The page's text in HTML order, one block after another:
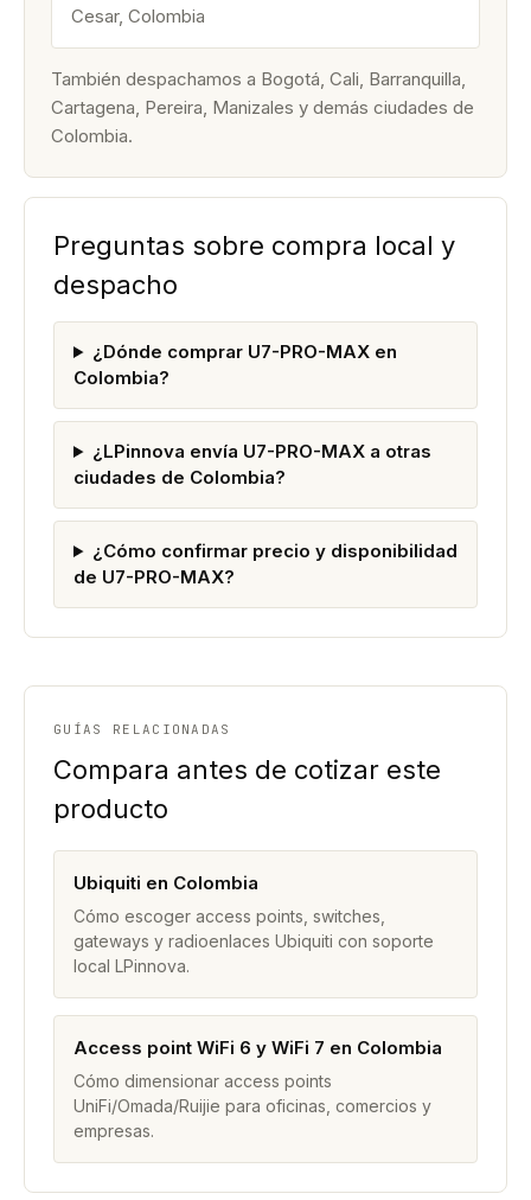
Cesar, Colombia
También despachamos a Bogotá, Cali, Barranquilla,
Cartagena, Pereira, Manizales y demás ciudades de
Colombia.
Preguntas sobre compra local y
despacho
¿Dónde comprar U7-PRO-MAX en
Colombia?
¿LPinnova envía U7-PRO-MAX a otras
ciudades de Colombia?
¿Cómo confirmar precio y disponibilidad
de U7-PRO-MAX?
GUÍAS RELACIONADAS
Compara antes de cotizar este
producto
Ubiquiti en Colombia
Cómo escoger access points, switches,
gateways y radioenlaces Ubiquiti con soporte
local LPinnova.
Access point WiFi 6 y WiFi 7 en Colombia
Cómo dimensionar access points
UniFi/Omada/Ruijie para oficinas, comercios y
empresas.